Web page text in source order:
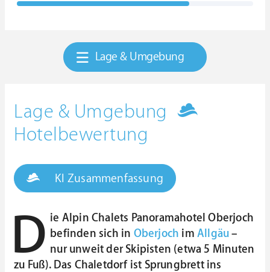
Lage & Umgebung
Lage & Umgebung
Hotelbewertung
KI Zusammenfassung
D ie Alpin Chalets Panoramahotel Oberjoch
befinden sich in Oberjoch imAllgäu–
nur unweit der Skipisten (etwa 5 Minuten
zu Fuß). Das Chaletdorf ist Sprungbrett ins